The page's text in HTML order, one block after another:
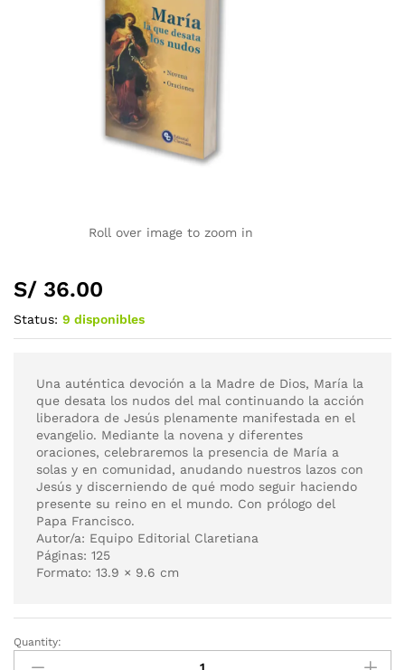
Roll over image to zoom in
S/ 36.00
Status: 9 disponibles
Una auténtica devoción a la Madre de Dios, María la
que desata los nudos del mal continuando la acción
liberadora de Jesús plenamente manifestada en el
evangelio. Mediante la novena y diferentes
oraciones, celebraremos la presencia de María a
solas y en comunidad, anudando nuestros lazos con
Jesús y discerniendo de qué modo seguir haciendo
presente su reino en el mundo. Con prólogo del
Papa Francisco.
Autor/a: Equipo Editorial Claretiana
Páginas: 125
Formato: 13.9 × 9.6 cm
Quantity: